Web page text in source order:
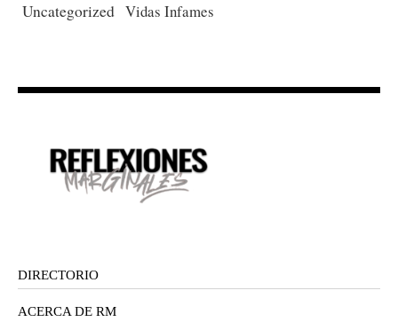
Uncategorized Vidas Infames
DIRECTORIO
ACERCA DE RM